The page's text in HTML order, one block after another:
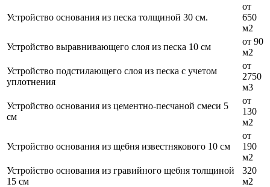
Устройство основания из песка толщиной 30 см.
от
650
м2
Устройство выравнивающего слоя из песка 10 см
от 90
м2
Устройство подстилающего слоя из песка с учетом
уплотнения
от
2750
м3
Устройство основания из цементно-песчаной смеси 5
см
от
130
м2
Устройство основания из щебня известнякового 10 см
от
190
м2
Устройство основания из гравийного щебня толщиной
15 см
320
м2